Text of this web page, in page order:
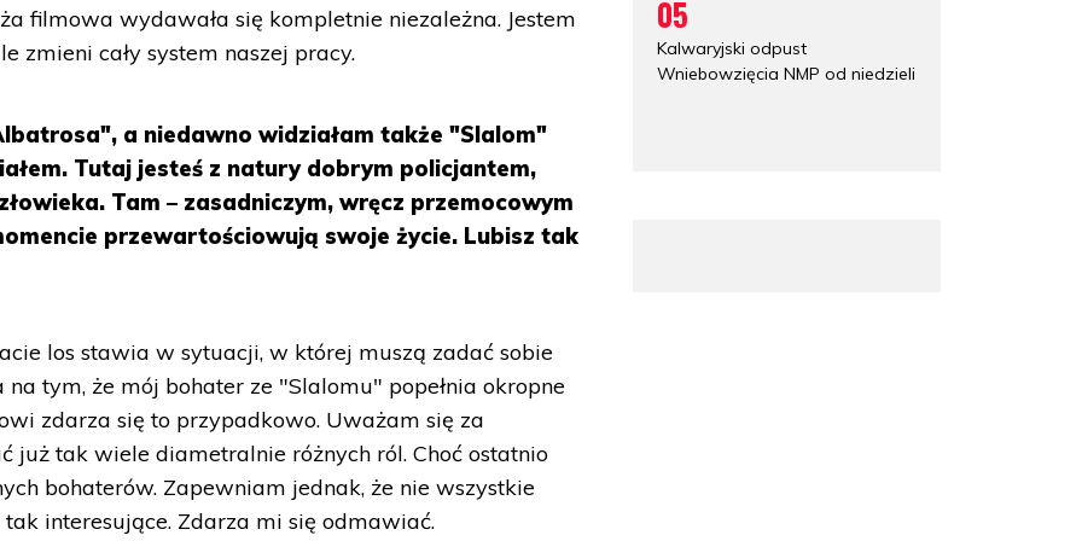
filmowa wydawała się kompletnie niezależna. Jestem
zmieni cały system naszej pracy.
a niedawno widziałam także "Slalom"
Tutaj jesteś z natury dobrym policjantem,
Tam – zasadniczym, wręcz przemocowym
przewartościowują swoje życie. Lubisz tak
los stawia w sytuacji, w której muszą zadać sobie
tym, że mój bohater ze "Slalomu" popełnia okropne
zdarza się to przypadkowo. Uważam się za
już tak wiele diametralnie różnych ról. Choć ostatnio
bohaterów. Zapewniam jednak, że nie wszystkie
interesujące. Zdarza mi się odmawiać.
05
Kalwaryjski odpust
Wniebowzięcia NMP od niedzieli